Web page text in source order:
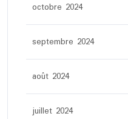
octobre 2024
septembre 2024
août 2024
juillet 2024